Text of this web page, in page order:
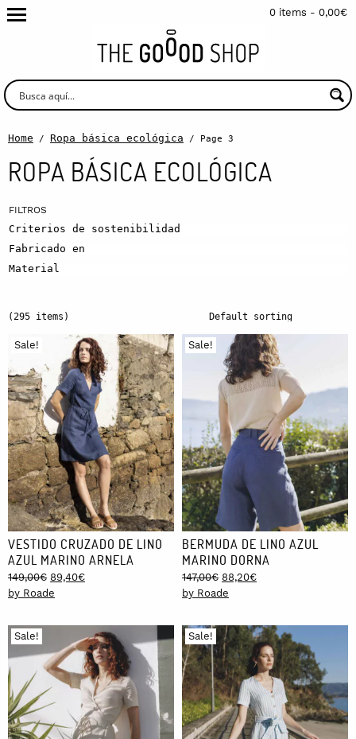
0 items - 0,00€
Home / Ropa básica ecológica / Page 3
ROPA BÁSICA ECOLÓGICA
Criterios de sostenibilidad
Fabricado en
Material
(295 items)
Sale!
VESTIDO CRUZADO DE LINO
AZUL MARINO ARNELA
149,00€ Original
price
149,00€.
89,40€Current
89,40€.
by Roade
Sale!
BERMUDA DE LINO AZUL
MARINO DORNA
147,00€ Original
price
147,00€.
88,20€Current
88,20€.
by Roade
Sale! Sale!